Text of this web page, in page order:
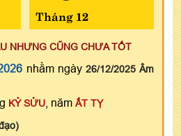
Tháng 12
NHƯNG CŨNG CHƯA TỐT
nhằm ngày 26/12/2025 Âm
KỶ SỬU , năm ẤT TỴ